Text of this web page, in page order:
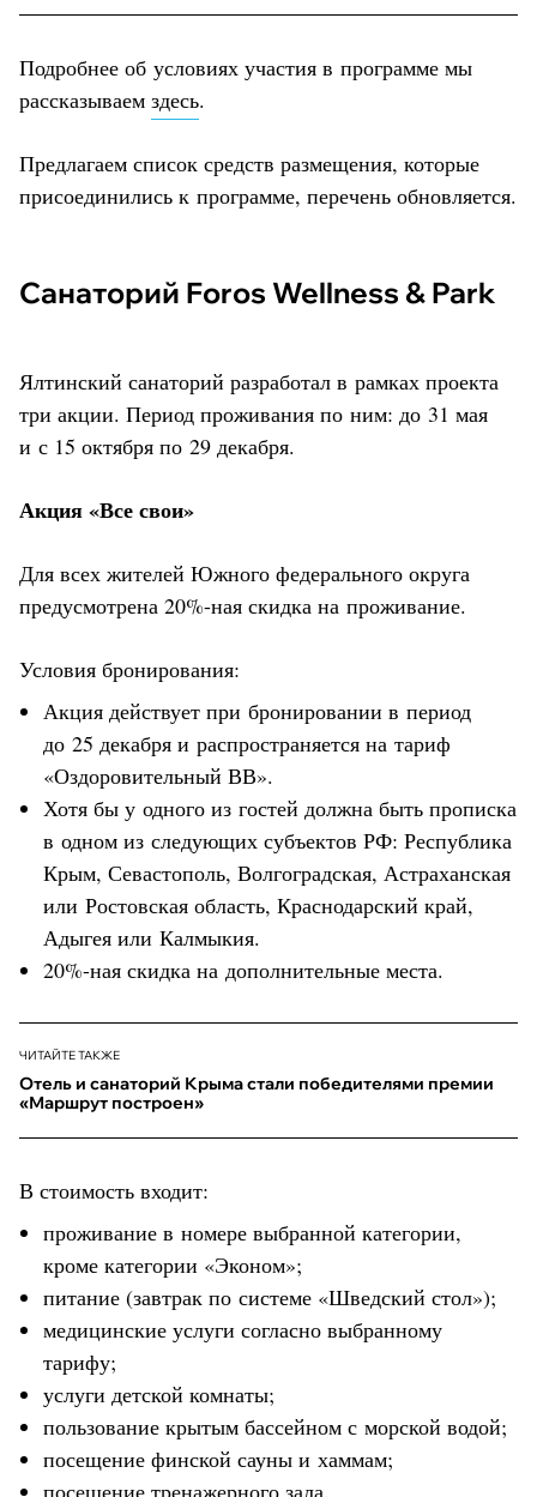
Подробнее об условиях участия в программе мы
рассказываем здесь.
Предлагаем список средств размещения, которые
присоединились к программе, перечень обновляется.
Санаторий Foros Wellness & Park
Ялтинский санаторий разработал в рамках проекта
три акции. Период проживания по ним: до 31 мая
и с 15 октября по 29 декабря.
Акция «Все свои»
Для всех жителей Южного федерального округа
предусмотрена 20%-ная скидка на проживание.
Условия бронирования:
Акция действует при бронировании в период
до 25 декабря и распространяется на тариф
«Оздоровительный ВВ».
Хотя бы у одного из гостей должна быть прописка
в одном из следующих субъектов РФ: Республика
Крым, Севастополь, Волгоградская, Астраханская
или Ростовская область, Краснодарский край,
Адыгея или Калмыкия.
20%-ная скидка на дополнительные места.
ЧИТАЙТЕ ТАКЖЕ
Отель и санаторий Крыма стали победителями премии
«Маршрут построен»
В стоимость входит:
проживание в номере выбранной категории,
кроме категории «Эконом»;
питание (завтрак по системе «Шведский стол»);
медицинские услуги согласно выбранному
тарифу;
услуги детской комнаты;
пользование крытым бассейном с морской водой;
посещение финской сауны и хаммам;
посещение тренажерного зала.